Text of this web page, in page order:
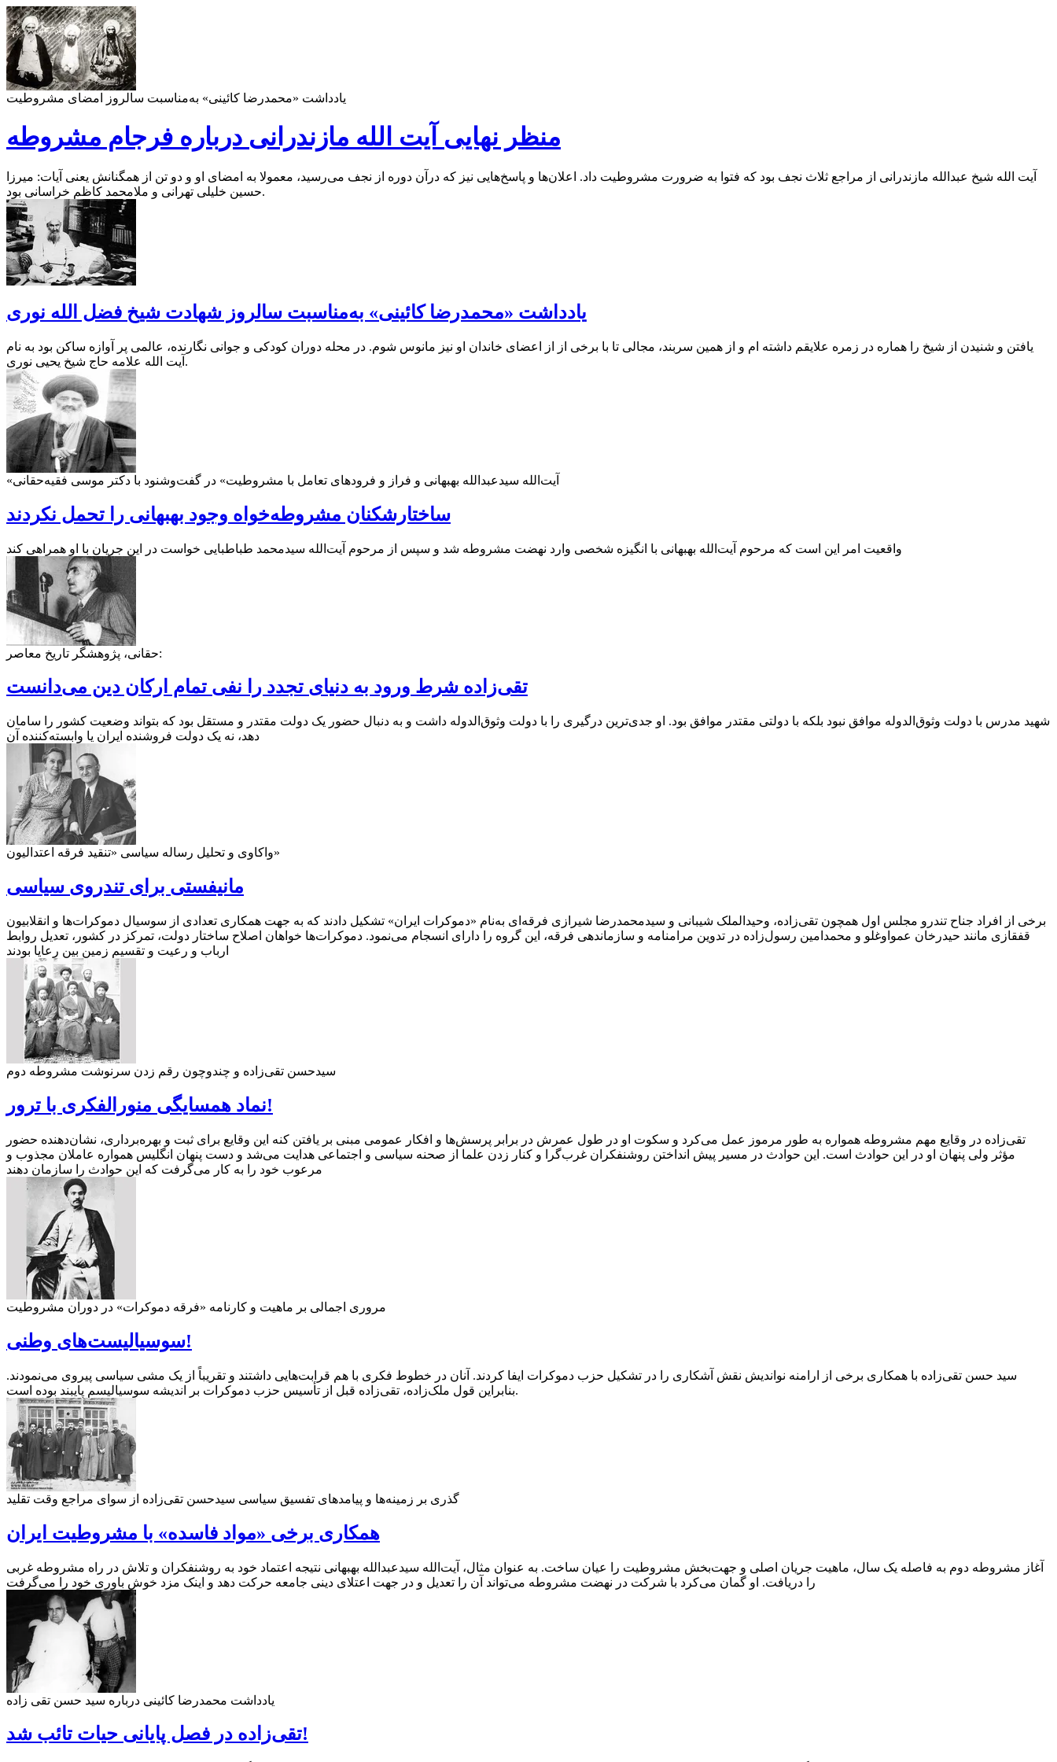
یادداشت «محمدرضا کائینی» به‌مناسبت سالروز امضای مشروطیت
منظر نهایی آیت الله مازندرانی درباره فرجام مشروطه
آیت الله شیخ عبدالله مازندرانی از مراجع ثلاث نجف بود که فتوا به ضرورت مشروطیت داد. اعلان‌ها و پاسخ‌هایی نیز که درآن دوره از نجف می‌رسید، معمولا به امضای او و دو تن از همگنانش یعنی آیات: میرزا
حسین خلیلی تهرانی و ملامحمد کاظم خراسانی بود.
یادداشت «محمدرضا کائینی» به‌مناسبت سالروز شهادت شیخ فضل الله نوری
یافتن و شنیدن از شیخ را هماره در زمره علایقم داشته ام و از همین سربند، مجالی تا با برخی از از اعضای خاندان او نیز مانوس شوم. در محله دوران کودکی و جوانی نگارنده، عالمی پر آوازه ساکن بود به نام
آیت الله علامه حاج شیخ یحیی نوری.
«آیت‌الله سیدعبدالله بهبهانی و فراز و فرود‌های تعامل با مشروطیت» در گفت‌وشنود با دکتر موسی فقیه‌حقانی
ساختارشکنان مشروطه‌خواه وجود بهبهانی را تحمل نکردند
واقعیت امر این است که مرحوم آیت‌الله بهبهانی با انگیزه شخصی وارد نهضت مشروطه شد و سپس از مرحوم آیت‌الله سیدمحمد طباطبایی خواست در این جریان با او همراهی کند
حقانی، پژوهشگر تاریخ معاصر:
تقی‌زاده شرط ورود به دنیای تجدد را نفی تمام ارکان دین می‌دانست
شهید مدرس با دولت وثوق‌الدوله موافق نبود بلکه با دولتی مقتدر موافق بود. او جدی‌ترین درگیری را با دولت وثوق‌الدوله داشت و به دنبال حضور یک دولت مقتدر و مستقل بود که بتواند وضعیت کشور را سامان
دهد، نه یک دولت فروشنده ایران یا وابسته‌کننده آن
واکاوی و تحلیل رساله سیاسی «تنقید فرقه اعتدالیون»
مانیفستی برای تندروی سیاسی
برخی از افراد جناح تندرو مجلس اول همچون تقی‌زاده، وحیدالملک شیبانی و سیدمحمدرضا شیرازی فرقه‌ای به‌نام «دموکرات ایران» تشکیل دادند که به جهت همکاری تعدادی از سوسیال دموکرات‌ها و انقلابیون
قفقازی مانند حیدرخان عمواوغلو و محمدامین رسول‌زاده در تدوین مرامنامه و سازماندهی فرقه، این گروه را دارای انسجام می‌نمود. دموکرات‌ها خواهان اصلاح ساختار دولت، تمرکز در کشور، تعدیل روابط
ارباب و رعیت و تقسیم زمین بین رعایا بودند
سیدحسن تقی‌زاده و چندوچون رقم زدن سرنوشت مشروطه دوم
نماد همسایگی منورالفکری با ترور!
تقی‌زاده در وقایع مهم مشروطه همواره به طور مرموز عمل می‌کرد و سکوت او در طول عمرش در برابر پرسش‌ها و افکار عمومی مبنی بر یافتن کنه این وقایع برای ثبت و بهره‌برداری، نشان‌دهنده حضور
مؤثر ولی پنهان او در این حوادث است. این حوادث در مسیر پیش انداختن روشنفکران غرب‌گرا و کنار زدن علما از صحنه سیاسی و اجتماعی هدایت می‌شد و دست پنهان انگلیس همواره عاملان مجذوب و
مرعوب خود را به کار می‌گرفت که این حوادث را سازمان دهند
مروری اجمالی بر ماهیت و کارنامه «فرقه دموکرات» در دوران مشروطیت
سوسیالیست‌های وطنی!
سید حسن تقی‌زاده با همکاری برخی از ارامنه نواندیش نقش آشکاری را در تشکیل حزب دموکرات ایفا کردند. آنان در خطوط فکری با هم قرابت‌هایی داشتند و تقریباً از یک مشی سیاسی پیروی می‌نمودند.
بنابراین قول ملک‌زاده، تقی‌زاده قبل از تأسیس حزب دموکرات بر اندیشه سوسیالیسم پایبند بوده است.
گذری بر زمینه‌ها و پیامد‌های تفسیق سیاسی سیدحسن تقی‌زاده از سوای مراجع وقت تقلید
همکاری برخی «مواد فاسده» با مشروطیت ایران
آغاز مشروطه دوم به فاصله یک سال، ماهیت جریان اصلی و جهت‌بخش مشروطیت را عیان ساخت. به عنوان مثال، آیت‌الله سیدعبدالله بهبهانی نتیجه اعتماد خود به روشنفکران و تلاش در راه مشروطه غربی
را دریافت. او گمان می‌کرد با شرکت در نهضت مشروطه می‌تواند آن را تعدیل و در جهت اعتلای دینی جامعه حرکت دهد و اینک مزد خوش باوری خود را می‌گرفت
یادداشت محمدرضا کائینی درباره سید حسن تقی زاده
تقی‌زاده در فصل پایانی حیات تائب شد!